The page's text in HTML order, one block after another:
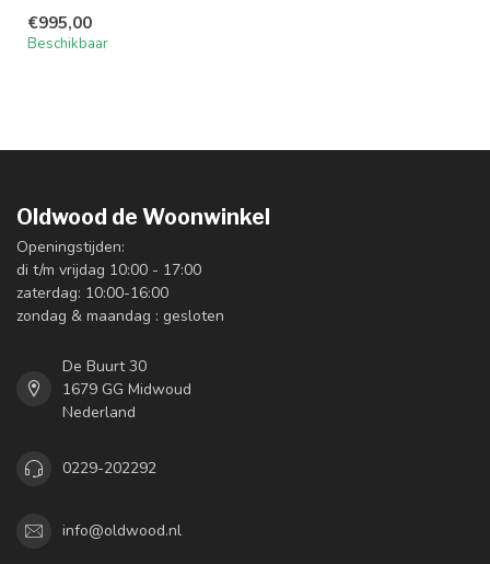
€995,00
Beschikbaar
Oldwood de Woonwinkel
Openingstijden:
di t/m vrijdag 10:00 - 17:00
zaterdag: 10:00-16:00
zondag & maandag : gesloten
De Buurt 30
1679 GG Midwoud
Nederland
0229-202292
info@oldwood.nl